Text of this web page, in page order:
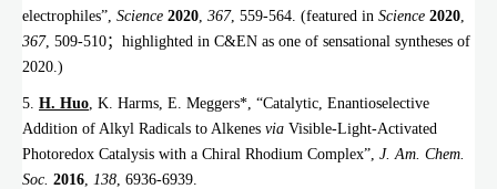
electrophiles”, Science 2020 367, 559-564. (featured in Science 2020
367, 509-510； highlighted in C&EN as one of sensational syntheses of
2020. )
5. H. Huo , K. Harms, E. Meggers*, “Catalytic, Enantioselective
Addition of Alkyl Radicals to Alkenes via Visible-Light-Activated
Photoredox Catalysis with a Chiral Rhodium Complex”, J. Am. Chem.
Soc. 2016 138 , 6936-6939.